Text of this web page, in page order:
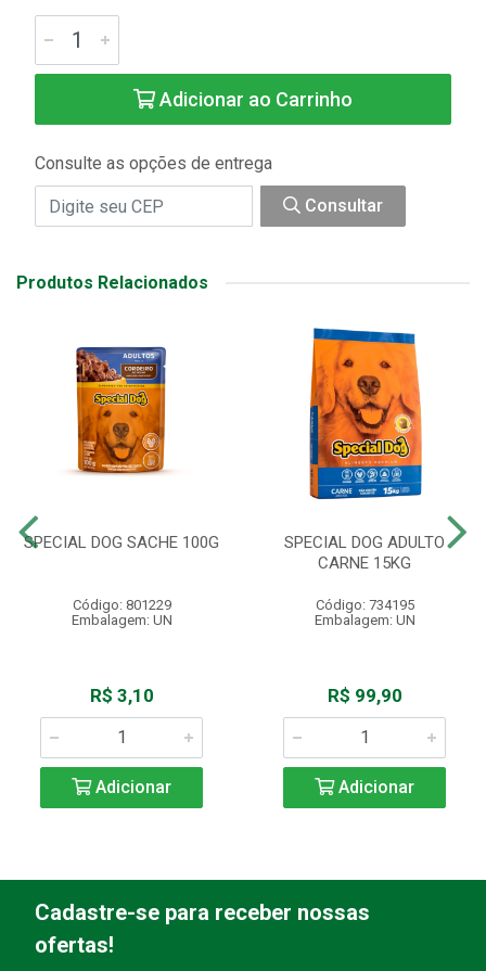
Adicionar ao Carrinho
Consulte as opções de entrega
Consultar
Produtos Relacionados
SPECIAL DOG SACHE 100G
Código: 801229
Embalagem: UN
R$ 3,10
Adicionar
SPECIAL DOG ADULTO
CARNE 15KG
Código: 734195
Embalagem: UN
R$ 99,90
Adicionar
Cadastre-se para receber nossas
ofertas!